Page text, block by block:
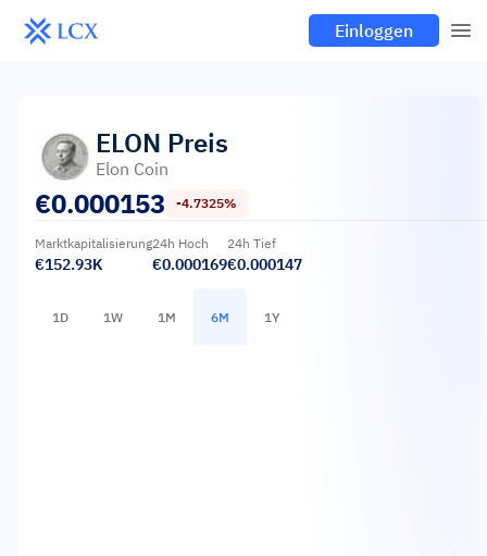
Einloggen
ELON Preis
Elon Coin
€0.000153 -4.7325%
Marktkapitalisierung
€152.93K
24h Hoch
€0.000169
24h Tief
€0.000147
1D 1W 1M 6M 1Y